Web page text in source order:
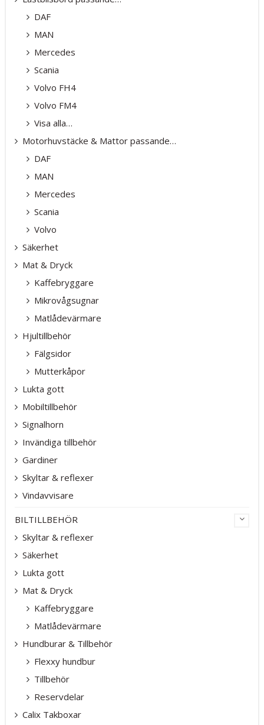
DAF
MAN
Mercedes
Scania
Volvo FH4
Volvo FM4
Visa alla…
Motorhuvstäcke & Mattor passande…
DAF
MAN
Mercedes
Scania
Volvo
Säkerhet
Mat & Dryck
Kaffebryggare
Mikrovågsugnar
Matlådevärmare
Hjultillbehör
Fälgsidor
Mutterkåpor
Lukta gott
Mobiltillbehör
Signalhorn
Invändiga tillbehör
Gardiner
Skyltar & reflexer
Vindavvisare
BILTILLBEHÖR
Skyltar & reflexer
Säkerhet
Lukta gott
Mat & Dryck
Kaffebryggare
Matlådevärmare
Hundburar & Tillbehör
Flexxy hundbur
Tillbehör
Reservdelar
Calix Takboxar